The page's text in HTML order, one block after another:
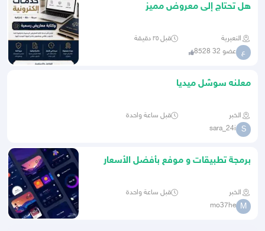
هل تحتاج إلى معروض مميز
النعيرية قبل ٢٥ دقيقة
ع عضو 32 8528
معلنه سوشل ميديا
الخبر قبل ساعة واحدة
S
sara_24i
برمجة تطبيقات و موفع بأفضل الأسعار
الخبر قبل ساعة واحدة
M
mo37he